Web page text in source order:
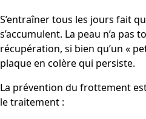
S’entraîner tous les jours fait
s’accumulent. La peau n’a pas
récupération, si bien qu’un «
plaque en colère qui persiste.
La prévention du frottement
le traitement :